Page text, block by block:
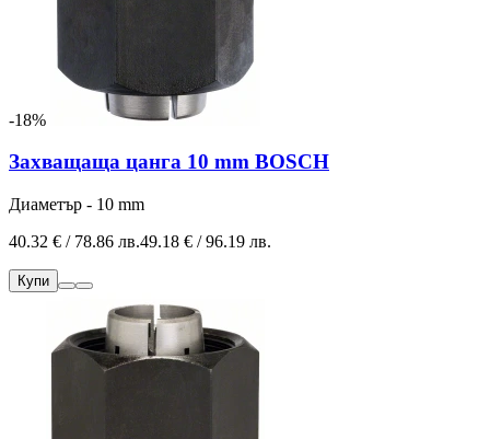
-18%
Захващаща цанга 10 mm BOSCH
Диаметър - 10 mm
40.32 € / 78.86 лв.49.18 € / 96.19 лв.
Купи